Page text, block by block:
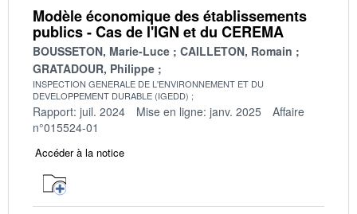
Modèle économique des établissements
publics - Cas de l'IGN et du CEREMA
BOUSSETON, Marie-Luce
CAILLETON, Romain
GRATADOUR, Philippe
INSPECTION GENERALE DE L'ENVIRONNEMENT ET DU
DEVELOPPEMENT DURABLE (IGEDD)
Rapport: juil. 2024 Mise en ligne: janv. 2025
Affaire
n°015524-01
Accéder à la notice